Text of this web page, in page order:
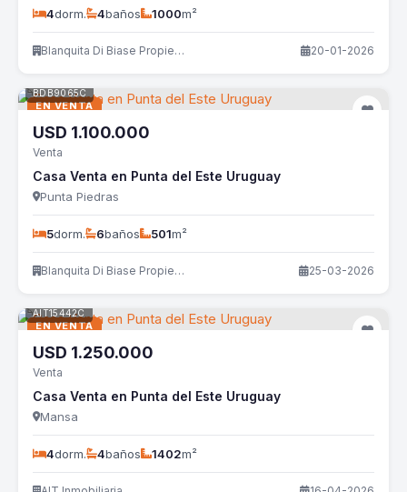
4dorm. 4baños 1000m²
Blanquita Di Biase Propiedades 20-01-2026
EN VENTA
BDB9065C
USD 1.100.000
Venta
Casa Venta en Punta del Este Uruguay
Punta Piedras
5dorm. 6baños 501m²
Blanquita Di Biase Propiedades 25-03-2026
EN VENTA
AIT15442C
USD 1.250.000
Venta
Casa Venta en Punta del Este Uruguay
Mansa
4dorm. 4baños 1402m²